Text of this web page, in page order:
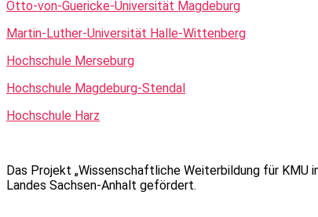
Otto-von-Guericke-Universität Magdeburg
Martin-Luther-Universität Halle-Wittenberg
Hochschule Merseburg
Hochschule Magdeburg-Stendal
Hochschule Harz
Das Projekt „Wissenschaftliche Weiterbildung für KMU
Landes Sachsen-Anhalt gefördert.